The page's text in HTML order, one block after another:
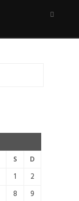
S
D
1
2
8
9